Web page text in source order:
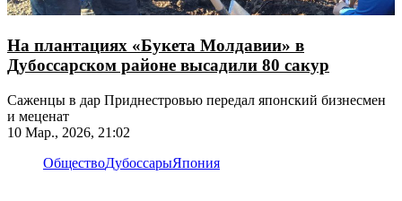
На плантациях «Букета Молдавии» в
Дубоссарском районе высадили 80 сакур
Саженцы в дар Приднестровью передал японский бизнесмен
и меценат
10 Мар., 2026, 21:02
ОбществоДубоссарыЯпония